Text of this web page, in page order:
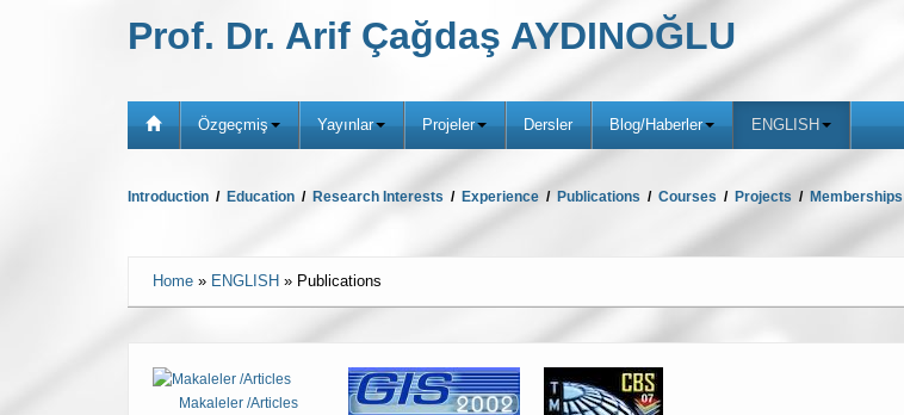
Prof. Dr. Arif Çağdaş AYDINOĞLU
Özgeçmiş Yayınlar Projeler Dersler Blog/Haberler ENGLISH
Introduction / Education / Research Interests / Experience / Publications / Courses / Projects / Memberships
Home » ENGLISH » Publications
Makaleler /Articles